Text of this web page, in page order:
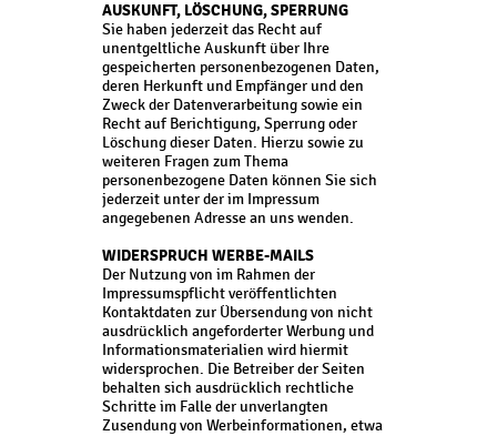
AUSKUNFT, LÖSCHUNG, SPERRUNG
Sie haben jederzeit das Recht auf
unentgeltliche Auskunft über Ihre
gespeicherten personenbezogenen Daten,
deren Herkunft und Empfänger und den
Zweck der Datenverarbeitung sowie ein
Recht auf Berichtigung, Sperrung oder
Löschung dieser Daten. Hierzu sowie zu
weiteren Fragen zum Thema
personenbezogene Daten können Sie sich
jederzeit unter der im Impressum
angegebenen Adresse an uns wenden.
WIDERSPRUCH WERBE-MAILS
Der Nutzung von im Rahmen der
Impressumspflicht veröffentlichten
Kontaktdaten zur Übersendung von nicht
ausdrücklich angeforderter Werbung und
Informationsmaterialien wird hiermit
widersprochen. Die Betreiber der Seiten
behalten sich ausdrücklich rechtliche
Schritte im Falle der unverlangten
Zusendung von Werbeinformationen, etwa